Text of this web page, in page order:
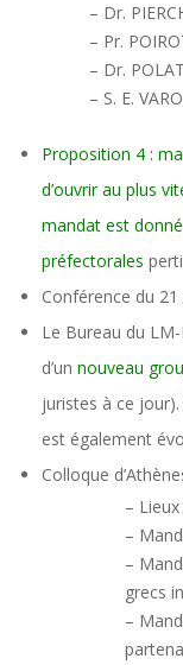
– Dr.
– Pr.
– Dr.
– S. E.
Proposition 4 :
d’ouvrir au plus
mandat est
préfectorales
Conférence du
Le Bureau du
d’un nouveau
juristes à ce
est également
Colloque
–
–
–
grecs
–